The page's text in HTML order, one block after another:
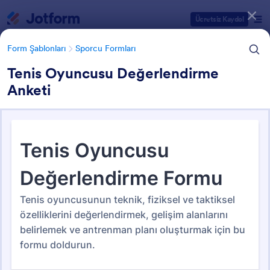
Ücretsiz Kaydol
Form Şablonları Sporcu Formları
Tenis Oyuncusu Değerlendirme
Anketi
Sporcu Formları
15 Şablon
Form Şablonu Kategorileri